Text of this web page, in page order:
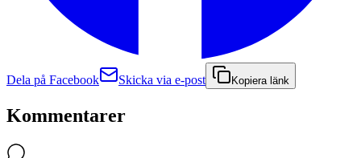
Dela på Facebook Skicka via e-post Kopiera länk
Kommentarer